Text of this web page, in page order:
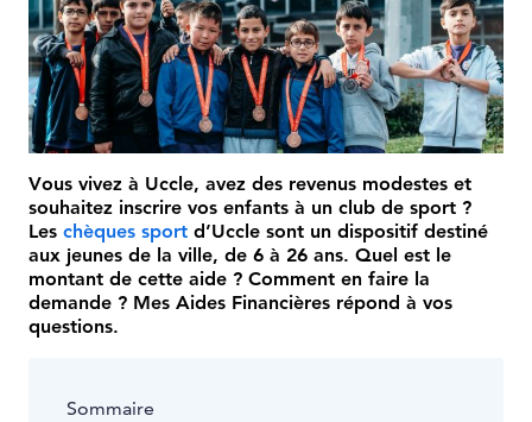
Vous vivez à Uccle, avez des revenus modestes et
souhaitez inscrire vos enfants à un club de sport ?
Les chèques sport d’Uccle sont un dispositif destiné
aux jeunes de la ville, de 6 à 26 ans. Quel est le
montant de cette aide ? Comment en faire la
demande ? Mes Aides Financières répond à vos
questions.
Sommaire